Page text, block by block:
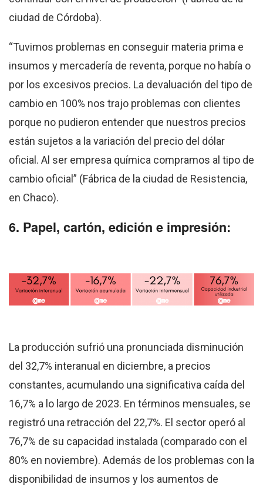
ciudad de Córdoba).
“Tuvimos problemas en conseguir materia prima e
insumos y mercadería de reventa, porque no había o
por los excesivos precios. La devaluación del tipo de
cambio en 100% nos trajo problemas con clientes
porque no pudieron entender que nuestros precios
están sujetos a la variación del precio del dólar
oficial. Al ser empresa química compramos al tipo de
cambio oficial” (Fábrica de la ciudad de Resistencia,
en Chaco).
6. Papel, cartón, edición e impresión:
La producción sufrió una pronunciada disminución
del 32,7% interanual en diciembre, a precios
constantes, acumulando una significativa caída del
16,7% a lo largo de 2023. En términos mensuales, se
registró una retracción del 22,7%. El sector operó al
76,7% de su capacidad instalada (comparado con el
80% en noviembre). Además de los problemas con la
disponibilidad de insumos y los aumentos de